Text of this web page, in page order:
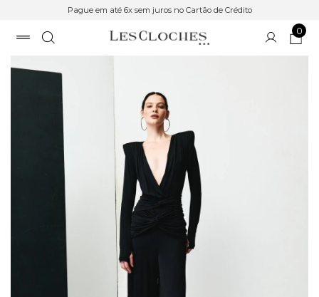
Pague em até 6x sem juros no Cartão de Crédito
0